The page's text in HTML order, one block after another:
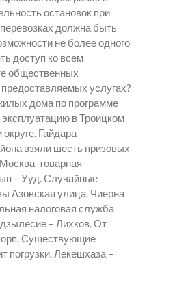
остановок при
должна быть
не более одного
доступ ко всем
общественных
услугах?
дома по программе
в Троицком
Гайдара
взяли шесть призовых
Москва-товарная
– Ууд. Случайные
Азовская улица. Чиерна
налоговая служба
– Лихков. От
Существующие
погрузки. Лекешхаза –